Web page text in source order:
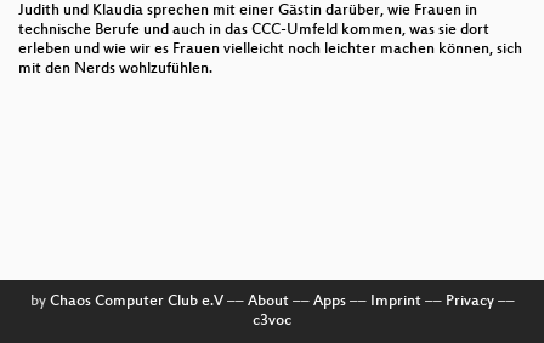
Judith und Klaudia sprechen mit einer Gästin darüber, wie Frauen in
technische Berufe und auch in das CCC-Umfeld kommen, was sie dort
erleben und wie wir es Frauen vielleicht noch leichter machen können, sich
mit den Nerds wohlzufühlen.
by Chaos Computer Club e.V–– About–– Apps–– Imprint–– Privacy––
c3voc